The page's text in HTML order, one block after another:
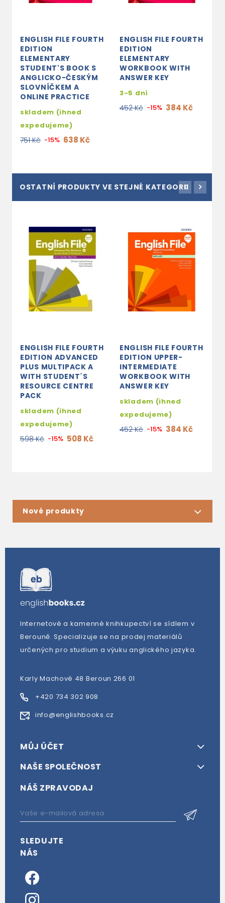
ENGLISH FILE FOURTH
EDITION
ELEMENTARY
STUDENT'S BOOK S
ANGLICKO-ČESKÝM
SLOVNÍČKEM A
ONLINE PRACTICE
skladem (ihned
expedujeme)
751 Kč -15% 638 Kč
ENGLISH FILE FOURTH
EDITION
ELEMENTARY
WORKBOOK WITH
ANSWER KEY
3-5 dní
452 Kč -15% 384 Kč
OSTATNÍ PRODUKTY VE STEJNÉ KATEGORII
ENGLISH FILE FOURTH
EDITION ADVANCED
PLUS MULTIPACK A
WITH STUDENT´S
RESOURCE CENTRE
PACK
skladem (ihned
expedujeme)
598 Kč -15% 508 Kč
ENGLISH FILE FOURTH
EDITION UPPER-
INTERMEDIATE
WORKBOOK WITH
ANSWER KEY
skladem (ihned
expedujeme)
452 Kč -15% 384 Kč
Nové produkty
Internetové a kamenné knihkupectví se sídlem v
Berouně. Specializuje se na prodej materiálů
určených pro studium a výuku anglického jazyka.
Karly Machové 48 Beroun 266 01
+420 734 302 908
info@englishbooks.cz
MŮJ ÚČET
NAŠE SPOLEČNOST
NÁŠ ZPRAVODAJ
SLEDUJTE
NÁS